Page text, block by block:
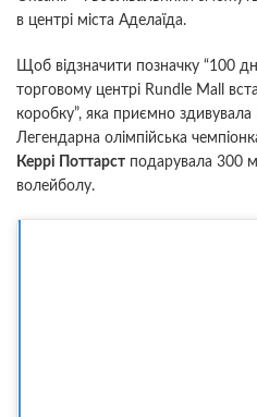
в центрі міста Аделаїда.
Щоб відзначити позначку “100
торговому центрі Rundle Mall
коробку”, яка приємно
Легендарна олімпійська
Керрі Поттарст подарувала 300
волейболу.